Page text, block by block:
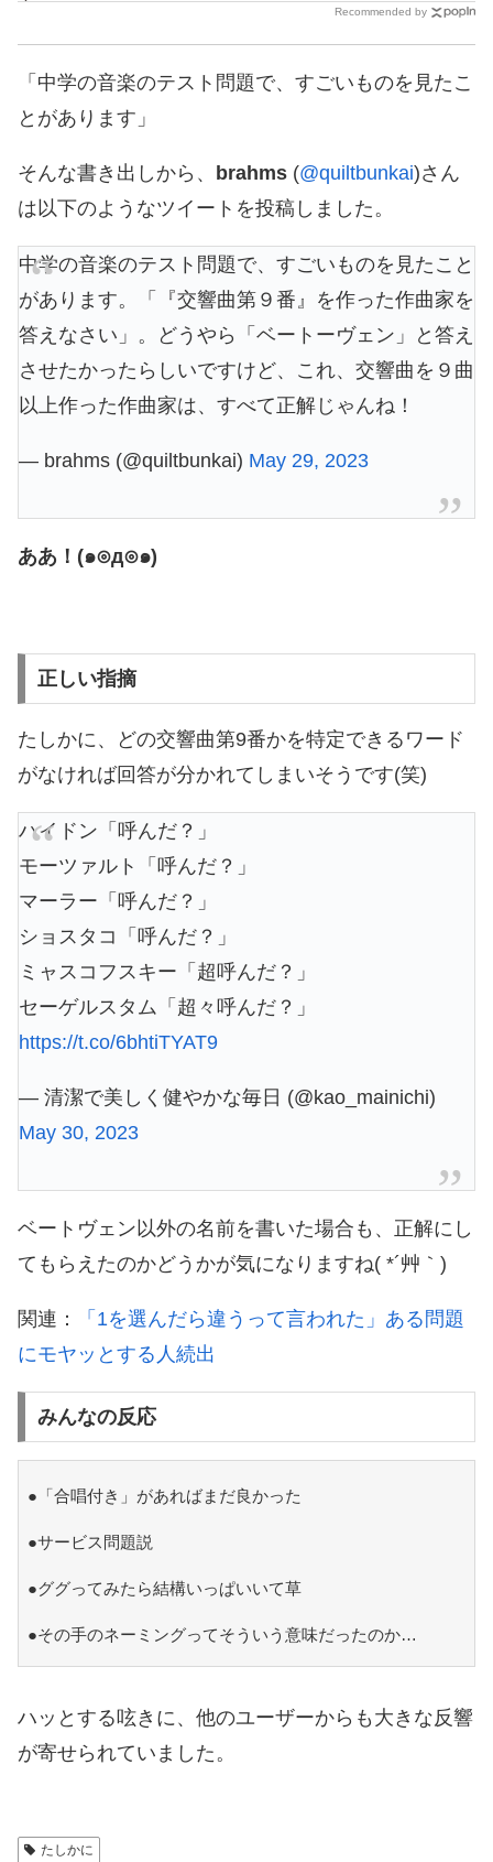
Recommended by
「中学の音楽のテスト問題で、すごいものを見たこ
とがあります」
そんな書き出しから、 brahms (@quiltbunkai)さん
は以下のようなツイートを投稿しました。
中学の音楽のテスト問題で、すごいものを見たこと
があります。「『交響曲第９番』を作った作曲家を
答えなさい」。どうやら「ベートーヴェン」と答え
させたかったらしいですけど、これ、交響曲を９曲
以上作った作曲家は、すべて正解じゃんね！
— brahms (@quiltbunkai) May 29, 2023
ああ！(๑⊙д⊙๑)
正しい指摘
たしかに、どの交響曲第9番かを特定できるワード
がなければ回答が分かれてしまいそうです(笑)
ハイドン「呼んだ？」
モーツァルト「呼んだ？」
マーラー「呼んだ？」
ショスタコ「呼んだ？」
ミャスコフスキー「超呼んだ？」
セーゲルスタム「超々呼んだ？」
https://t.co/6bhtiTYAT9
— 清潔で美しく健やかな毎日 (@kao_mainichi)
May 30, 2023
ベートヴェン以外の名前を書いた場合も、正解にし
てもらえたのかどうかが気になりますね( *´艸｀)
関連：
「1を選んだら違うって言われた」ある問題
にモヤッとする人続出
みんなの反応
●「合唱付き」があればまだ良かった
●サービス問題説
●ググってみたら結構いっぱいいて草
●その手のネーミングってそういう意味だったのか…
ハッとする呟きに、他のユーザーからも大きな反響
が寄せられていました。
たしかに